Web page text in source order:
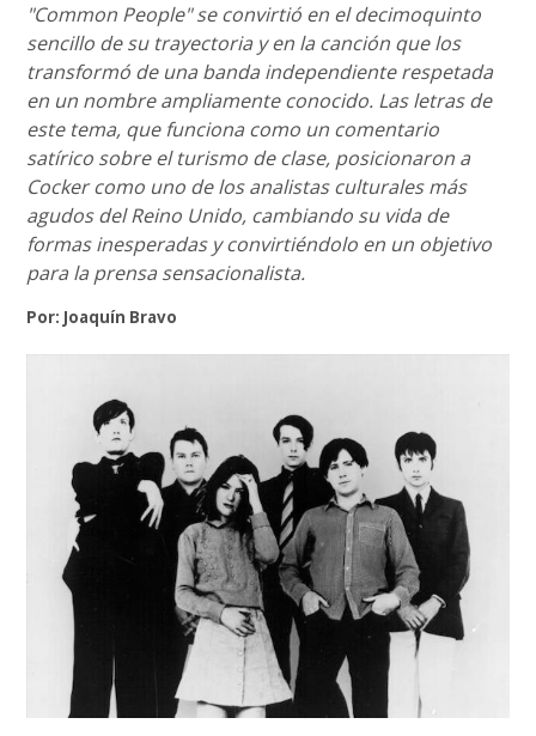
"Common People" se convirtió en el decimoquinto
sencillo de su trayectoria y en la canción que los
transformó de una banda independiente respetada
en un nombre ampliamente conocido. Las letras de
este tema, que funciona como un comentario
satírico sobre el turismo de clase, posicionaron a
Cocker como uno de los analistas culturales más
agudos del Reino Unido, cambiando su vida de
formas inesperadas y convirtiéndolo en un objetivo
para la prensa sensacionalista.
Por: Joaquín Bravo